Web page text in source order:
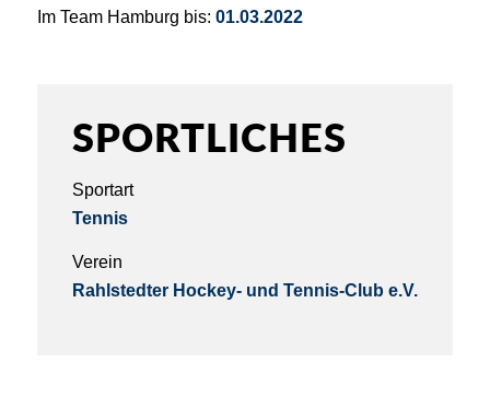
Im Team Hamburg bis: 01.03.2022
SPORTLICHES
Sportart
Tennis
Verein
Rahlstedter Hockey- und Tennis-Club e.V.